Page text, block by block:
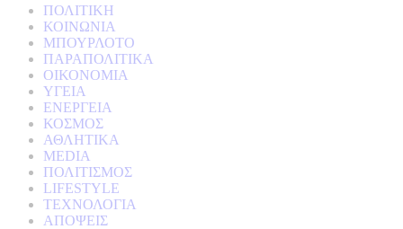
ΠΟΛΙΤΙΚΗ
ΚΟΙΝΩΝΙΑ
ΜΠΟΥΡΛΟΤΟ
ΠΑΡΑΠΟΛΙΤΙΚΑ
ΟΙΚΟΝΟΜΙΑ
ΥΓΕΙΑ
ΕΝΕΡΓΕΙΑ
ΚΟΣΜΟΣ
ΑΘΛΗΤΙΚΑ
MEDIA
ΠΟΛΙΤΙΣΜΟΣ
LIFESTYLE
ΤΕΧΝΟΛΟΓΙΑ
ΑΠΟΨΕΙΣ